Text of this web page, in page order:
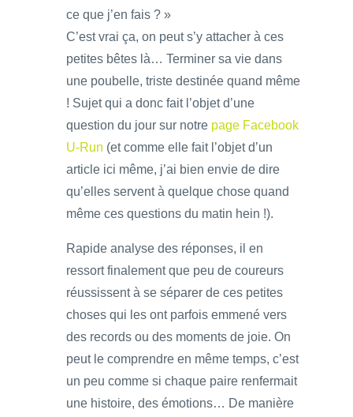
ce que j’en fais ? »
C’est vrai ça, on peut s’y attacher à ces
petites bêtes là… Terminer sa vie dans
une poubelle, triste destinée quand même
! Sujet qui a donc fait l’objet d’une
question du jour sur notre page Facebook
U-Run (et comme elle fait l’objet d’un
article ici même, j’ai bien envie de dire
qu’elles servent à quelque chose quand
même ces questions du matin hein !).
Rapide analyse des réponses, il en
ressort finalement que peu de coureurs
réussissent à se séparer de ces petites
choses qui les ont parfois emmené vers
des records ou des moments de joie. On
peut le comprendre en même temps, c’est
un peu comme si chaque paire renfermait
une histoire, des émotions… De manière